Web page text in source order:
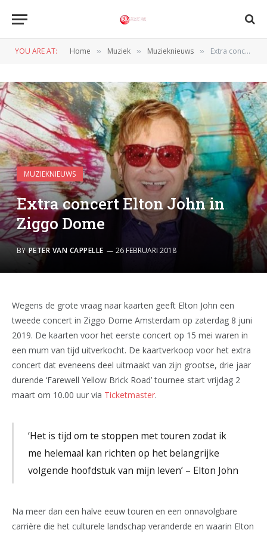
YOU ARE AT: Home » Muziek » Muzieknieuws » Extra concert Elton John in Ziggo Dome
MUZIEKNIEUWS
Extra concert Elton John in
Ziggo Dome
BY PETER VAN CAPPELLE 26 FEBRUARI 2018
Wegens de grote vraag naar kaarten geeft Elton John een
tweede concert in Ziggo Dome Amsterdam op zaterdag 8 juni
2019. De kaarten voor het eerste concert op 15 mei waren in
een mum van tijd uitverkocht. De kaartverkoop voor het extra
concert dat eveneens deel uitmaakt van zijn grootse, drie jaar
durende ‘Farewell Yellow Brick Road’ tournee start vrijdag 2
maart om 10.00 uur via Ticketmaster.
‘Het is tijd om te stoppen met touren zodat ik
me helemaal kan richten op het belangrijke
volgende hoofdstuk van mijn leven’ – Elton John
Na meer dan een halve eeuw touren en een onnavolgbare
carrière die het culturele landschap veranderde en waarin Elton